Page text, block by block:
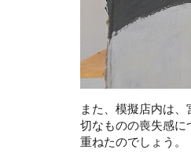
また、模擬店内は
切なものの喪失感に
重ねたのでしょう。